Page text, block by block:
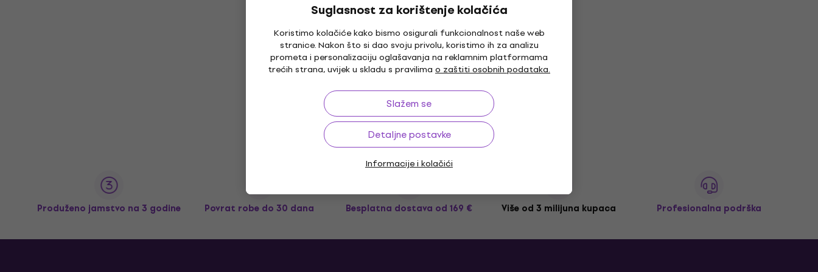
Suglasnost za korištenje kolačića
Koristimo kolačiće kako bismo osigurali funkcionalnost naše web
stranice. Nakon što si dao svoju privolu, koristimo ih za analizu
prometa i personalizaciju oglašavanja na reklamnim platformama
trećih strana, uvijek u skladu s pravilima o zaštiti osobnih podataka.
Slažem se
Detaljne postavke
Informacije i kolačići
Produženo jamstvo na 3 godine Povrat robe do 30 dana Besplatna dostava od 169 € Više od 3 milijuna kupaca Profesionalna podrška